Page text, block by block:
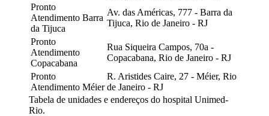
Pronto
Atendimento Barra
da Tijuca
Av. das Américas, 777 - Barra da
Tijuca, Rio de Janeiro - RJ
Pronto
Atendimento
Copacabana
Rua Siqueira Campos, 70a -
Copacabana, Rio de Janeiro - RJ
Pronto
Atendimento Méier
R. Aristides Caire, 27 - Méier, Rio
de Janeiro - RJ
Tabela de unidades e endereços do hospital Unimed-
Rio.